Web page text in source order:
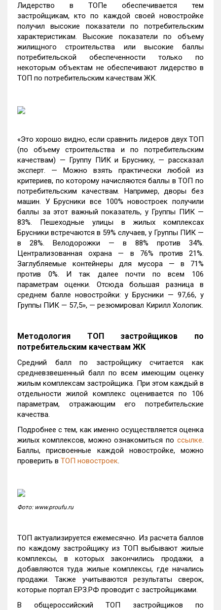
Лидерство в ТОПе обеспечивается тем
застройщикам, кто по каждой своей новостройке
получил высокие показатели по потребительским
характеристикам. Высокие показатели по объему
жилищного строительства или высокие баллы
потребительской обеспеченности только по
некоторым объектам не обеспечивают лидерство в
ТОП по потребительским качествам ЖК.
«Это хорошо видно, если сравнить лидеров двух ТОП
(по объему строительства и по потребительским
качествам) — Группу ПИК и Бруснику, — рассказал
эксперт. — Можно взять практически любой из
критериев, по которому начисляются баллы в ТОП по
потребительским качествам. Например, дворы без
машин. У Брусники все 100% новостроек получили
баллы за этот важный показатель, у Группы ПИК —
83%. Пешеходные улицы в жилых комплексах
Брусники встречаются в 59% случаев, у Группы ПИК —
в 28%. Велодорожки — в 88% против 34%.
Централизованная охрана — в 76% против 21%.
Заглубляемые контейнеры для мусора — в 71%
против 0%. И так далее почти по всем 106
параметрам оценки. Отсюда большая разница в
среднем балле новостройки: у Брусники — 97,66, у
Группы ПИК — 57,5», — резюмировал Кирилл Холопик.
Методология ТОП застройщиков по
потребительским качествам ЖК
Средний балл по застройщику считается как
средневзвешенный балл по всем имеющим оценку
жилым комплексам застройщика. При этом каждый в
отдельности жилой комплекс оценивается по 106
параметрам, отражающим его потребительские
качества.
Подробнее с тем, как именно осуществляется оценка
жилых комплексов, можно ознакомиться по ссылке.
Баллы, присвоенные каждой новостройке, можно
проверить в ТОП новостроек.
Фото: www.proufu.ru
ТОП актуализируется ежемесячно. Из расчета баллов
по каждому застройщику из ТОП выбывают жилые
комплексы, в которых закончились продажи, а
добавляются туда жилые комплексы, где начались
продажи. Также учитываются результаты сверок,
которые портал ЕРЗ.РФ проводит с застройщиками.
В общероссийский ТОП застройщиков по